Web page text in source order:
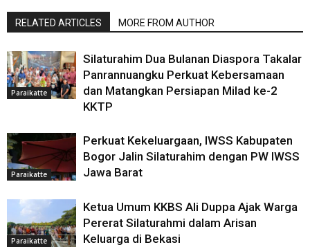
RELATED ARTICLES MORE FROM AUTHOR
Paraikatte
Silaturahim Dua Bulanan Diaspora Takalar
Panrannuangku Perkuat Kebersamaan
dan Matangkan Persiapan Milad ke-2
KKTP
Paraikatte
Perkuat Kekeluargaan, IWSS Kabupaten
Bogor Jalin Silaturahim dengan PW IWSS
Jawa Barat
Paraikatte
Ketua Umum KKBS Ali Duppa Ajak Warga
Pererat Silaturahmi dalam Arisan
Keluarga di Bekasi